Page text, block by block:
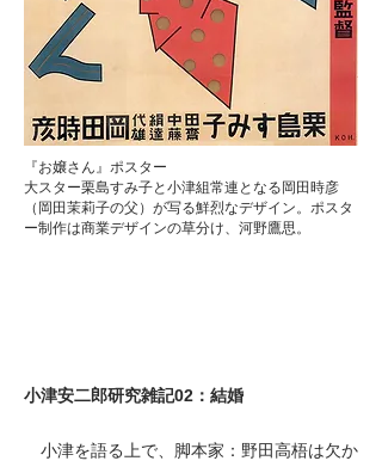
小津安二郎研究雑記02：結婚
小津を語る上で、脚本家：野田高梧は欠か
『お嬢さん』ポスター
大スター栗島すみ子と小津組常連となる岡田時彦
（岡田茉莉子の父）が写る鮮烈なデザイン。ポスタ
ー制作は商業デザインの草分け、河野鷹思。